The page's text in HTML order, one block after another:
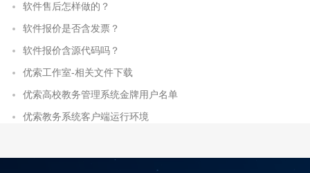
软件售后怎样做的？
软件报价是否含发票？
软件报价含源代码吗？
优索工作室-相关文件下载
优索高校教务管理系统金牌用户名单
优索教务系统客户端运行环境